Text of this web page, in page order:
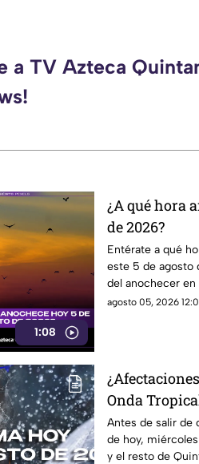
a TV Azteca
1:08
¿A qué hora
de 2026?
Entérate a qué
este 5 de agosto
del anochecer
agosto 05, 2026
Onda
HOY,
Cancún y el
Antes de salir de
de hoy,
y el resto de